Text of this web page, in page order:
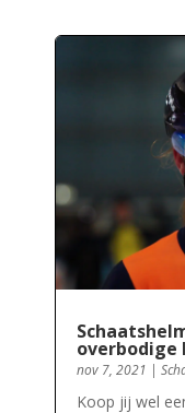
overbodige
nov 7, 2021 |
Koop jij wel